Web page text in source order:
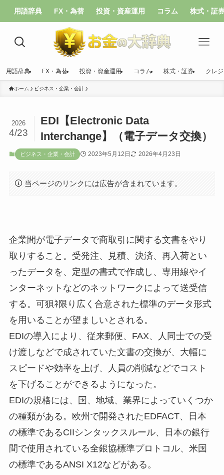
用語辞典 FX・為替 投資・資産運用 コラム 株式・証
用語辞典 FX・為替 投資・資産運用 コラム 株式・証券 クレ
ホーム ビジネス・企業・会計
EDI【Electronic Data
Interchange】（電子データ交換）
2026
4/23
ビジネス・企業・会計 2023年5月12日 2026年4月23日
当ページのリンクには広告が含まれています。
企業間が電子データで商取引に関する文書をやり
取りすること。受発注、見積、決済、再入荷とい
ったデータを、定型の書式で作成し、専用線やイ
ンターネットなどのネットワークによって送受信
する。可狽ﾈ限り広く合意された標準のデータ形式
を用いることが望ましいとされる。
EDIの導入により、従来郵便、FAX、人同士での受
け渡しなどで成されていた文書の交換が、大幅に
スピードや効率を上げ、人員の削減などでコスト
を下げることができるようになった。
EDIの規格には、国、地域、業界によっていくつか
の種類がある。欧州で開発されたEDFACT、日本
の標準であるCIIシンタックスルール、日本の銀行
間で使用されている全銀協標準プロトコル、米国
の標準であるANSI X12などがある。